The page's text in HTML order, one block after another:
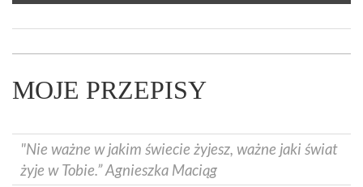
MOJE PRZEPISY
"Nie ważne w jakim świecie żyjesz, ważne jaki świat
żyje w Tobie.” Agnieszka Maciąg